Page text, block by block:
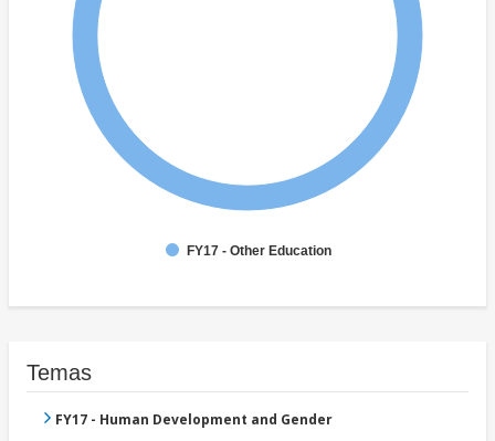
FY17 - Other Education
Temas
FY17 - Human Development and Gender